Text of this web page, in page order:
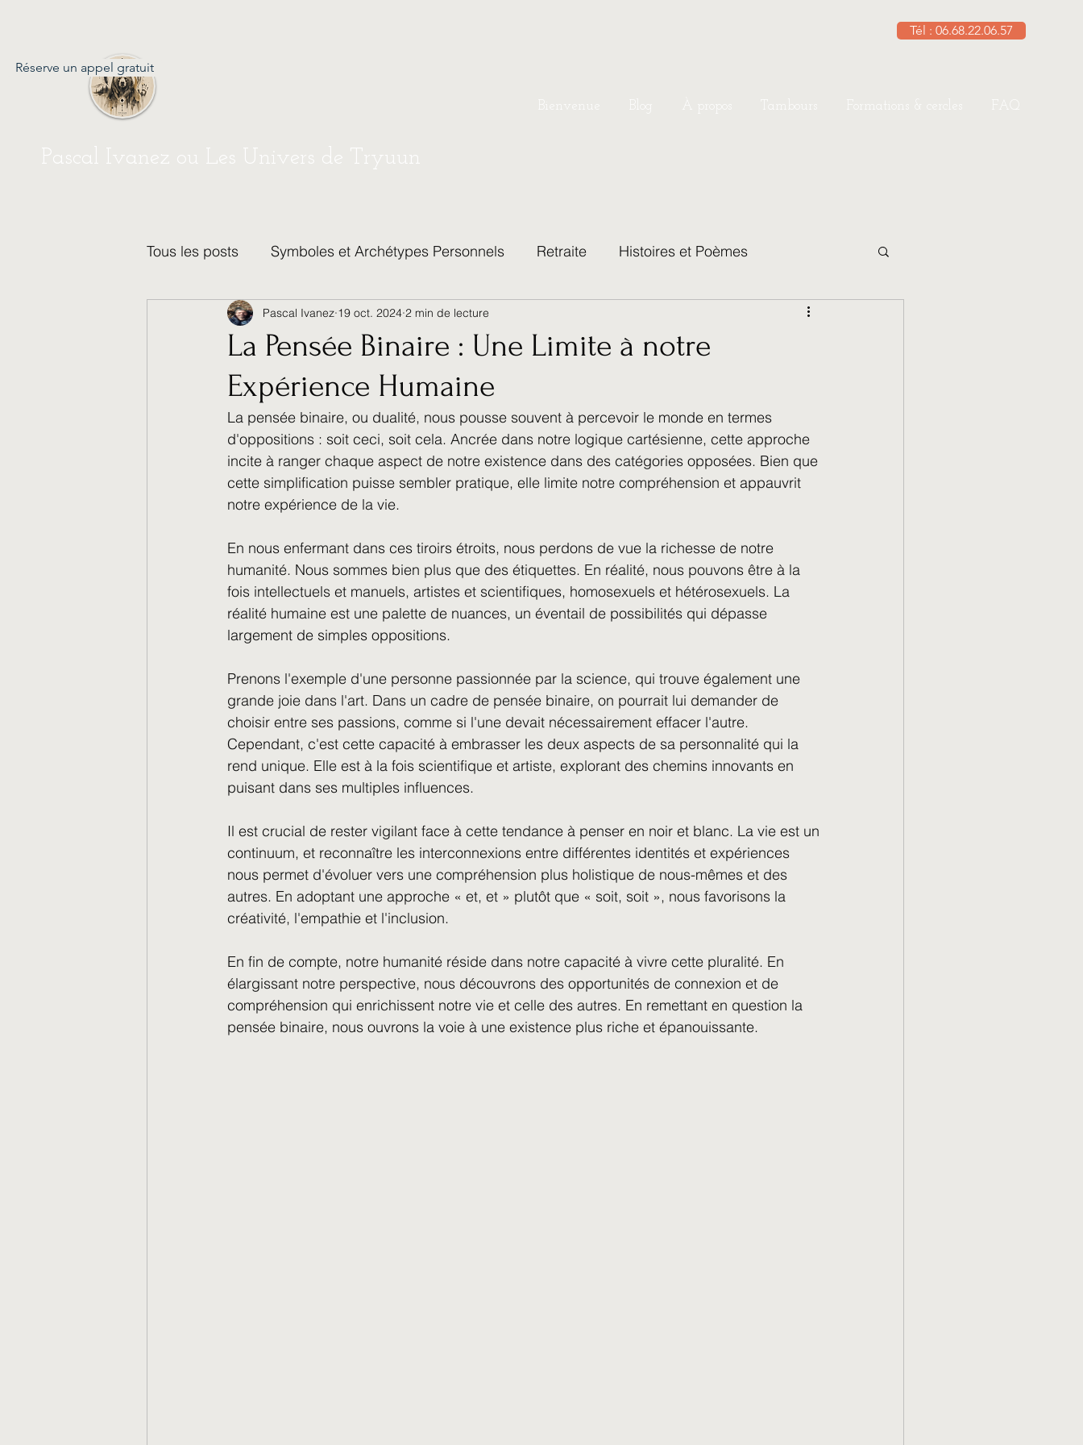
Pascal Ivanez ou Les Univers de Tryuun
Tél : 06.68.22.06.57
Réserve un appel gratuit
Bienvenue À propos Tambours Formations & cercles FAQ
Tous les posts Symboles et Archétypes Personnels Retraite Histoires et Poèmes
Créativité et Artisanat Philosophie de Vie et Bien-Être
Spiritualité et Énergétique Parcours de Vie et Réflexions Perso
Santé et Nature Les émotions Mes Moi Chroniques du Vivant
La Pensée Binaire : Une Limite à notre
Expérience Humaine
Pascal Ivanez 19 oct. 2024 2 min de lecture
La pensée binaire, ou dualité, nous pousse souvent à percevoir le monde en termes
d'oppositions : soit ceci, soit cela. Ancrée dans notre logique cartésienne, cette approche
incite à ranger chaque aspect de notre existence dans des catégories opposées. Bien que
cette simplification puisse sembler pratique, elle limite notre compréhension et appauvrit
notre expérience de la vie.
En nous enfermant dans ces tiroirs étroits, nous perdons de vue la richesse de notre
humanité. Nous sommes bien plus que des étiquettes. En réalité, nous pouvons être à la
fois intellectuels et manuels, artistes et scientifiques, homosexuels et hétérosexuels. La
réalité humaine est une palette de nuances, un éventail de possibilités qui dépasse
largement de simples oppositions.
Prenons l'exemple d'une personne passionnée par la science, qui trouve également une
grande joie dans l'art. Dans un cadre de pensée binaire, on pourrait lui demander de
choisir entre ses passions, comme si l'une devait nécessairement effacer l'autre.
Cependant, c'est cette capacité à embrasser les deux aspects de sa personnalité qui la
rend unique. Elle est à la fois scientifique et artiste, explorant des chemins innovants en
puisant dans ses multiples influences.
Il est crucial de rester vigilant face à cette tendance à penser en noir et blanc. La vie est un
continuum, et reconnaître les interconnexions entre différentes identités et expériences
nous permet d'évoluer vers une compréhension plus holistique de nous-mêmes et des
autres. En adoptant une approche « et, et » plutôt que « soit, soit », nous favorisons la
créativité, l'empathie et l'inclusion.
En fin de compte, notre humanité réside dans notre capacité à vivre cette pluralité. En
élargissant notre perspective, nous découvrons des opportunités de connexion et de
compréhension qui enrichissent notre vie et celle des autres. En remettant en question la
pensée binaire, nous ouvrons la voie à une existence plus riche et épanouissante.